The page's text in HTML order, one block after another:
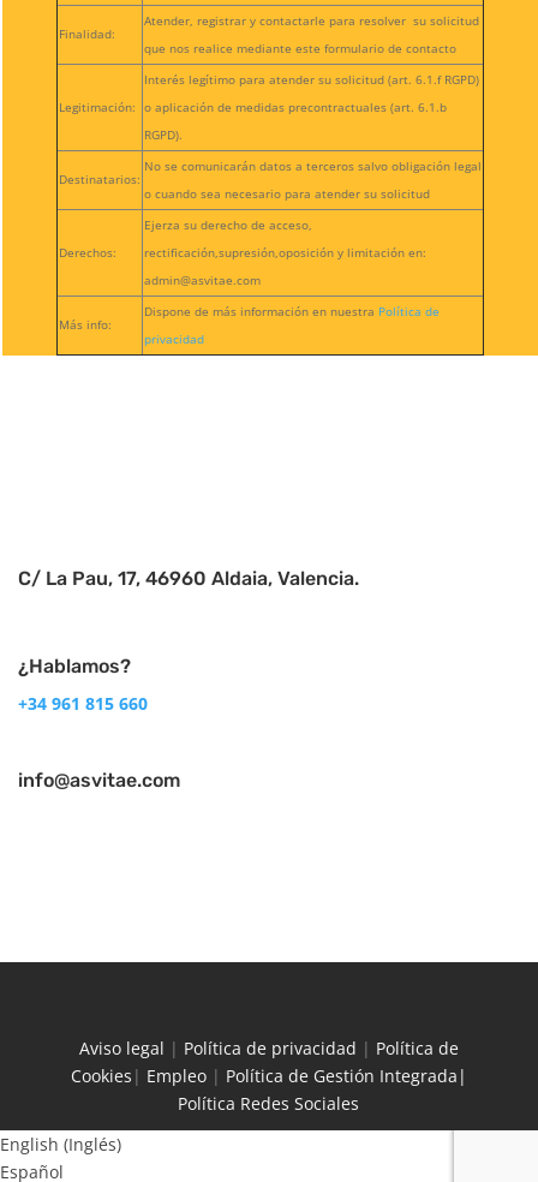
Finalidad:
Atender, registrar y contactarle para resolver su solicitud
que nos realice mediante este formulario de contacto
Legitimación:
Interés legítimo para atender su solicitud (art. 6.1.f RGPD)
o aplicación de medidas precontractuales (art. 6.1.b
RGPD).
Destinatarios:
No se comunicarán datos a terceros salvo obligación legal
o cuando sea necesario para atender su solicitud
Derechos:
Ejerza su derecho de acceso,
rectificación,supresión,oposición y limitación en:
admin@asvitae.com
Más info:
Dispone de más información en nuestra Política de
privacidad
C/ La Pau, 17, 46960 Aldaia, Valencia.
¿Hablamos?
+34 961 815 660
info@asvitae.com
Aviso legal | Política de privacidad | Política de
Cookies | Empleo| Política de Gestión Integrada|
Política Redes Sociales
English (Inglés)
Español